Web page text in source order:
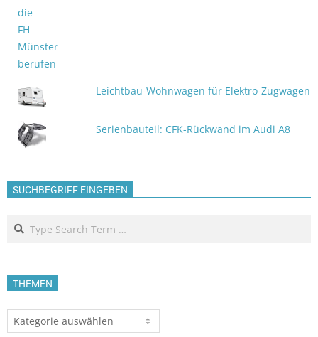
Leichtbau-Wohnwagen für Elektro-Zugwagen
Serienbauteil: CFK-Rückwand im Audi A8
SUCHBEGRIFF EINGEBEN
Search
THEMEN
Themen